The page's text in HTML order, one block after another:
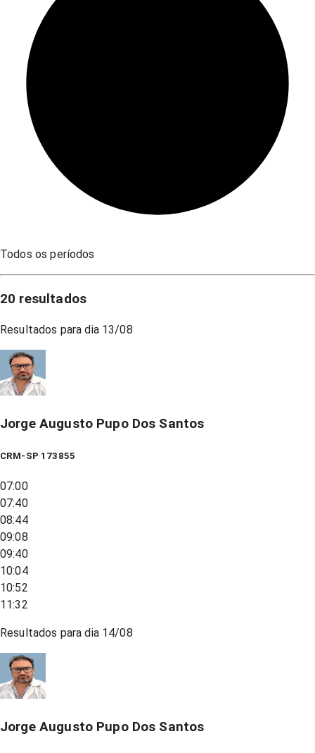
Todos os períodos
20 resultados
Resultados para dia 13/08
Jorge Augusto Pupo Dos Santos
CRM-SP 173855
07:00
07:40
08:44
09:08
09:40
10:04
10:52
11:32
Resultados para dia 14/08
Jorge Augusto Pupo Dos Santos